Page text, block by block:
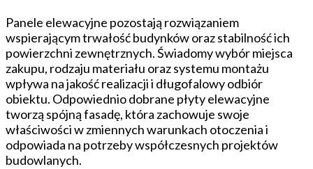
Panele elewacyjne pozostają rozwiązaniem
wspierającym trwałość budynków oraz stabilność ich
powierzchni zewnętrznych. Świadomy wybór miejsca
zakupu, rodzaju materiału oraz systemu montażu
wpływa na jakość realizacji i długofalowy odbiór
obiektu. Odpowiednio dobrane płyty elewacyjne
tworzą spójną fasadę, która zachowuje swoje
właściwości w zmiennych warunkach otoczenia i
odpowiada na potrzeby współczesnych projektów
budowlanych.